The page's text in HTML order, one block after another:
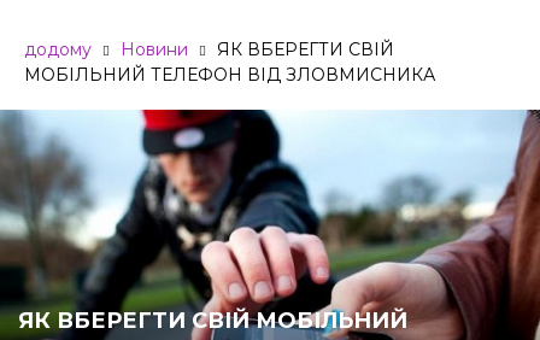
додому Новини
ЯК ВБЕРЕГТИ СВІЙ
МОБІЛЬНИЙ ТЕЛЕФОН ВІД ЗЛОВМИСНИКА
ЯК ВБЕРЕГТИ СВІЙ МОБІЛЬНИЙ